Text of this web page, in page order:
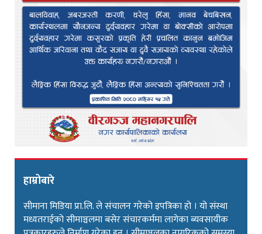
हाम्रोबारे
सीमाना मिडिया प्रा.लि. ले संचालन गरेको इपत्रिका हो । यो संस्था
मध्यतराईको सीमाञ्चलमा बसेर संचारकर्ममा लागेका ब्यवसायीक